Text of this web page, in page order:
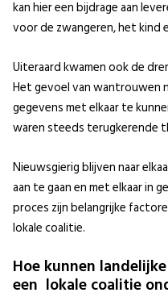
kan hier een bijdrage aan
voor de zwangeren, het kind
Uiteraard kwamen ook de
Het gevoel van wantrouwen
gegevens met elkaar te
waren steeds terugkerende
Nieuwsgierig blijven naar
aan te gaan en met elkaar in
proces zijn belangrijke
lokale coalitie.
Hoe kunnen
een lokale coalitie